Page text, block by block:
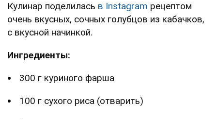
Кулинар поделилась в Instagram рецептом
очень вкусных, сочных голубцов из кабачков,
с вкусной начинкой.
Ингредиенты:
300 г куриного фарша
100 г сухого риса (отварить)